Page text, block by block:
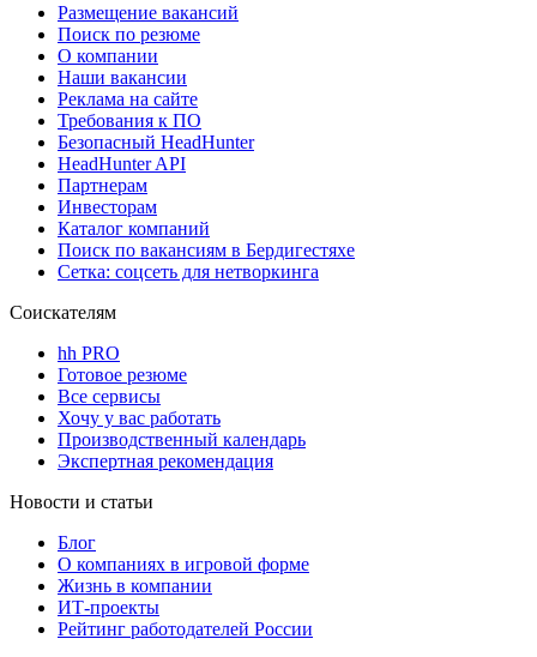
Размещение вакансий
Поиск по резюме
О компании
Наши вакансии
Реклама на сайте
Требования к ПО
Безопасный HeadHunter
HeadHunter API
Партнерам
Инвесторам
Каталог компаний
Поиск по вакансиям в Бердигестяхе
Сетка: соцсеть для нетворкинга
Соискателям
hh PRO
Готовое резюме
Все сервисы
Хочу у вас работать
Производственный календарь
Экспертная рекомендация
Новости и статьи
Блог
О компаниях в игровой форме
Жизнь в компании
ИТ-проекты
Рейтинг работодателей России